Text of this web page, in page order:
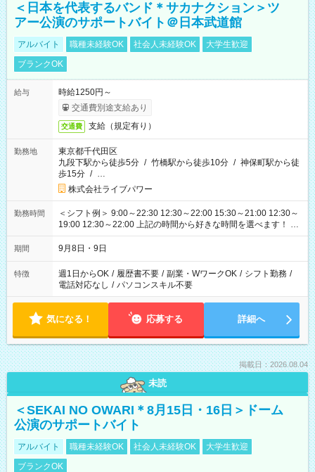
＜日本を代表するバンド＊サカナクション＞ツ
アー公演のサポートバイト＠日本武道館
アルバイト 職種未経験OK 社会人未経験OK
大学生歓迎
ブランクOK
給与
時給1250円～
交通費別途支給あり
交通費 支給（規定有り）
勤務地
東京都千代田区
九段下駅から徒歩5分 / 竹橋駅から徒歩10分 / 神保町駅から徒
歩15分 / …
株式会社ライブパワー
勤務時間
＜シフト例＞ 9:00～22:30 12:30～22:00 15:30～21:00 12:30～
19:00 12:30～22:00 上記の時間から好きな時間を選べます！ ※
時間は変更となる可能性があります
期間 9月8日・9日
特徴 週1日からOK / 履歴書不要 / 副業・WワークOK / シフト勤務 /
電話対応なし / パソコンスキル不要
気になる！ 応募する 詳細へ
掲載日：2026.08.04
未読
＜SEKAI NO OWARI＊8月15日・16日＞ドーム
公演のサポートバイト
アルバイト 職種未経験OK 社会人未経験OK
大学生歓迎
ブランクOK